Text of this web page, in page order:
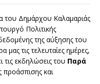
του Δημάρχου Καλαμαριάς
Πολιτικής
της αύξησης του
τις τελευταίες ημέρες,
τις εκδηλώσεις του Παρά
προάσπισης και